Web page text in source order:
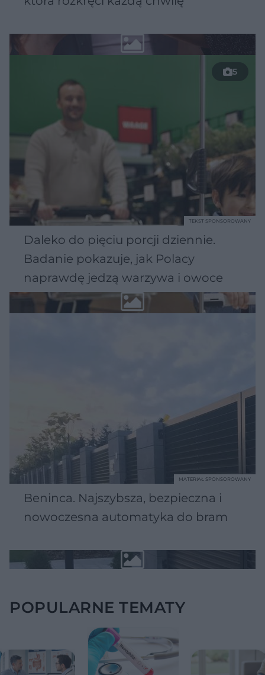
5
Daleko do pięciu porcji dziennie.
Badanie pokazuje, jak Polacy
naprawdę jedzą warzywa i owoce
TEKST SPONSOROWANY
Beninca. Najszybsza, bezpieczna i
nowoczesna automatyka do bram
MATERIAŁ SPONSOROWANY
POPULARNE TEMATY